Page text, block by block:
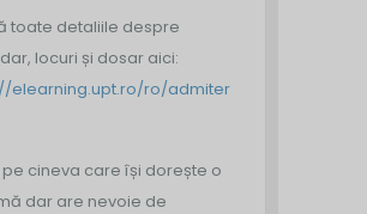
toate detaliile despre
locuri și dosar aici:
elearning.upt.ro/ro/admiter
pe cineva care își dorește o
dar are nevoie de